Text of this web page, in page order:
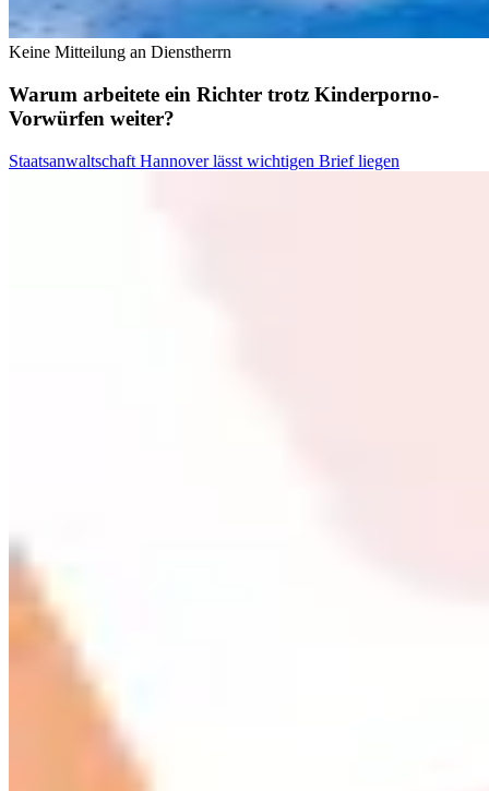
Keine Mitteilung an Dienstherrn
Warum arbeitete ein Richter trotz Kinderporno-
Vorwürfen weiter?
Staatsanwaltschaft Hannover lässt wichtigen Brief liegen